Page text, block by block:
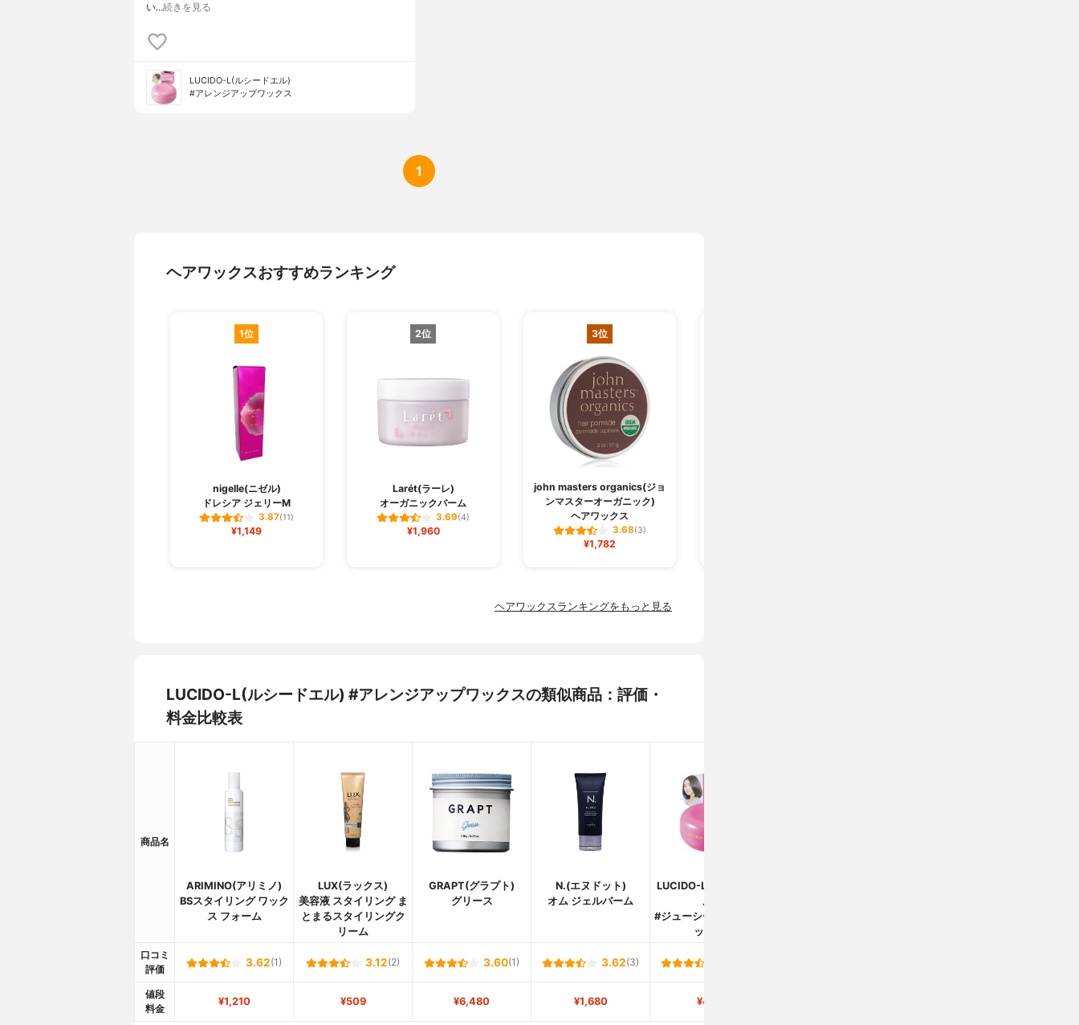
い…続きを見る
LUCIDO-L(ルシードエル)
#アレンジアップワックス
1
ヘアワックスおすすめランキング
1位
nigelle(ニゼル)
ドレシア ジェリーM
3.87(11)
¥1,149
2位
Larét(ラーレ)
オーガニックバーム
3.69(4)
¥1,960
3位
john masters organics(ジョ
ンマスターオーガニック)
ヘアワックス
3.68(3)
¥1,782
ヘアワックスランキングをもっと見る
LUCIDO-L(ルシードエル) #アレンジアップワックスの類似商品：評価・
料金比較表
商品名
ARIMINO(アリミノ)
BSスタイリング ワック
ス フォーム
LUX(ラックス)
美容液 スタイリング ま
とまるスタイリングク
リーム
GRAPT(グラプト)
グリース
N.(エヌドット)
オム ジェルバーム
LUCIDO-L(ルシードエ
ル)
#ジューシーモイストワ
ックス
口コミ
評価
3.62(1) 3.12(2) 3.60(1) 3.62(3)
値段
料金
¥1,210 ¥509 ¥6,480 ¥1,680 ¥498